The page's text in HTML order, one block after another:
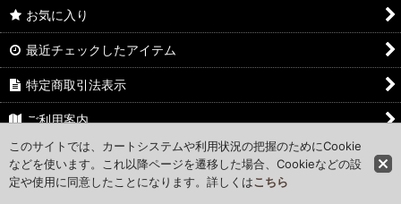
お気に入り
最近チェックしたアイテム
特定商取引法表示
ご利用案内
お問い合わせ
このサイトでは、カートシステムや利用状況の把握のためにCookie
などを使います。これ以降ページを遷移した場合、Cookieなどの設
定や使用に同意したことになります。詳しくはこちら